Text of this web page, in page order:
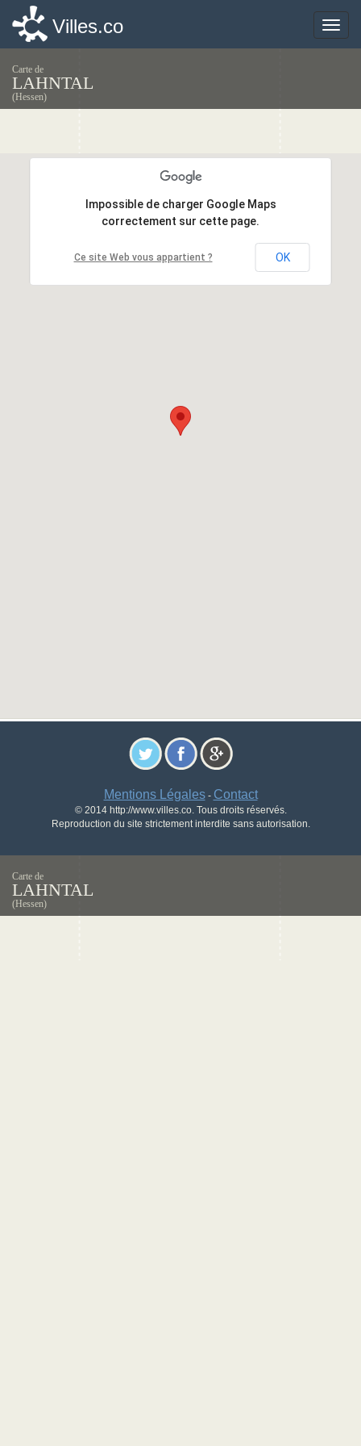
Toggle
Villes.co
Carte de
LAHNTAL
(Hessen)
Impossible de charger Google Maps
correctement sur cette page.
Ce site Web vous appartient ? OK
Impossible de charger Google Maps
correctement sur cette page.
Ce site Web vous appartient ? OK
Mentions Légales- Contact
© 2014 http://www.villes.co. Tous droits réservés.
Reproduction du site strictement interdite sans autorisation.
Toggle
Villes.co
Carte de
LAHNTAL
(Hessen)